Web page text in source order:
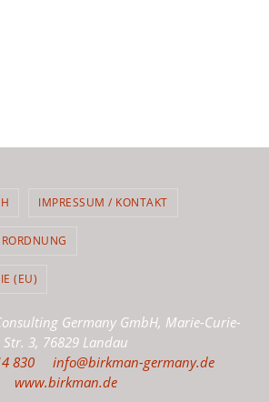
IMPRESSUM / KONTAKT
(EU)
Germany GmbH, Marie-Curie-
Str. 3, 76829 Landau
830
info@birkman-germany.de
www.birkman.de